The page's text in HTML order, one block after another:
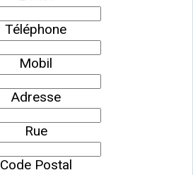
Téléphone
Mobil
Adresse
Rue
Code Postal